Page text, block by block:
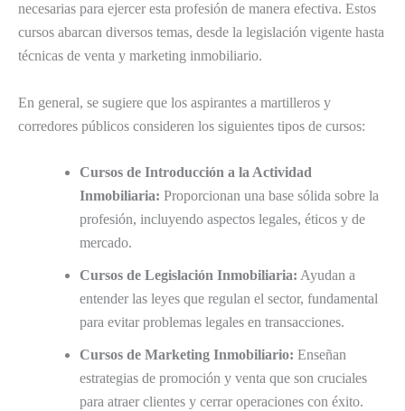
necesarias para ejercer esta profesión de manera efectiva. Estos
cursos abarcan diversos temas, desde la legislación vigente hasta
técnicas de venta y marketing inmobiliario.
En general, se sugiere que los aspirantes a martilleros y
corredores públicos consideren los siguientes tipos de cursos:
Cursos de Introducción a la Actividad
Inmobiliaria: Proporcionan una base sólida sobre la
profesión, incluyendo aspectos legales, éticos y de
mercado.
Cursos de Legislación Inmobiliaria: Ayudan a
entender las leyes que regulan el sector, fundamental
para evitar problemas legales en transacciones.
Cursos de Marketing Inmobiliario: Enseñan
estrategias de promoción y venta que son cruciales
para atraer clientes y cerrar operaciones con éxito.